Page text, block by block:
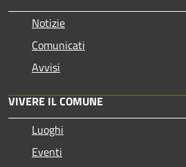
Notizie
Comunicati
Avvisi
VIVERE IL COMUNE
Luoghi
Eventi